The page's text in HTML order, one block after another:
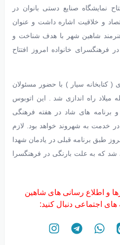
نمایشگاه صنایع دستی بانوان در
و خلاقیت اشاره داشت و عنوان
هنرمند شاهین شهر با هدف شناخت و
فرهنگسرای خانواده امروز افتتاح
( کتابخانه سیار ) با حضور مسئولان
راه اندازی شد . این اتوبوس
برنامه های شاد در هفته فرهنگی
خدمت به شهروند خواهد بود. لازم
طبق برنامه قبلی در یادمان شهدا
شد که به علت بارنگی در فرهنگسرا
و اطلاع رسانی های شاهین
اجتماعی دنبال کنید: